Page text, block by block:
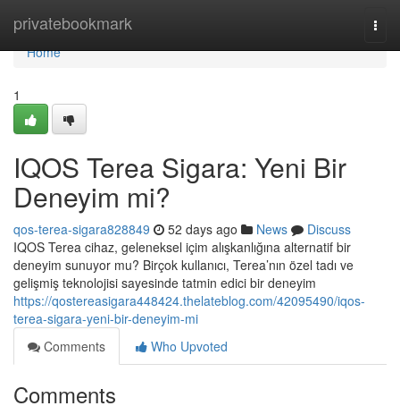
privatebookmark
Home
Home
1
IQOS Terea Sigara: Yeni Bir
Deneyim mi?
qos-terea-sigara828849 52 days ago News
Discuss
IQOS Terea cihaz, geleneksel içim alışkanlığına alternatif bir
deneyim sunuyor mu? Birçok kullanıcı, Terea’nın özel tadı ve
gelişmiş teknolojisi sayesinde tatmin edici bir deneyim
https://qostereasigara448424.thelateblog.com/42095490/iqos-
terea-sigara-yeni-bir-deneyim-mi
Comments
Who Upvoted
Comments